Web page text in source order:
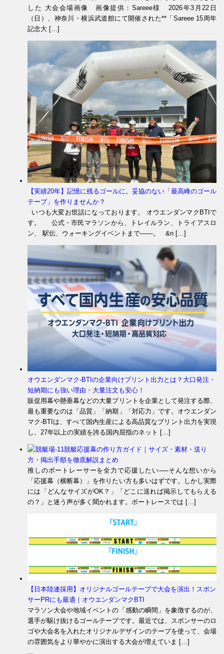
した 大会会場画像 画像提供：Sareee様 2026年3月22日
（日）、神奈川・横浜武道館にて開催された**「Sareee 15周年
記念大 […]
【実績20年】記憶に残るゴールに。妥協のない「最高峰のゴール
テープ」を作りませんか？
いつも大変お世話になっております。 オウエンダンマクBTIで
す。 公式・市民マラソンから、トレイルラン、トライアスロ
ン、 駅伝、ウォーキングイベントまで――。 &n […]
オウエンダンマク-BTIの企業向けプリント出力とは？大口発注・
短納期にも強い理由・大量注文も安心！
販促用幕や懸垂幕などの大量プリントを企業として発注する際、
最も重要なのは「品質」「納期」「対応力」です。オウエンダン
マク-BTIは、すべて国内生産による高品質なプリント出力を実現
し、27年以上の実績を誇る国内屈指のネット […]
競艇応援幕の作り方ガイド｜サイズ・素材・送り
方・掲出手順を徹底解説まとめ
推しのボートレーサーを全力で応援したい──そんな想いから
「応援幕（横断幕）」を作りたい方も多いはずです。しかし実際
には「どんなサイズがOK？」「どこに送れば掲示してもらえる
の？」と迷う声が多く聞かれます。ボートレースでは […]
【日本陸連採用】オリジナルゴールテープで大会を演出！スポン
サーPRにも最適｜オウエンダンマクBTI
マラソン大会や地域イベントの「感動の瞬間」を象徴するのが、
選手が駆け抜けるゴールテープです。最近では、スポンサーのロ
ゴや大会名を入れたオリジナルデザインのテープを使って、会場
の雰囲気をより華やかに演出する大会が増えていま […]